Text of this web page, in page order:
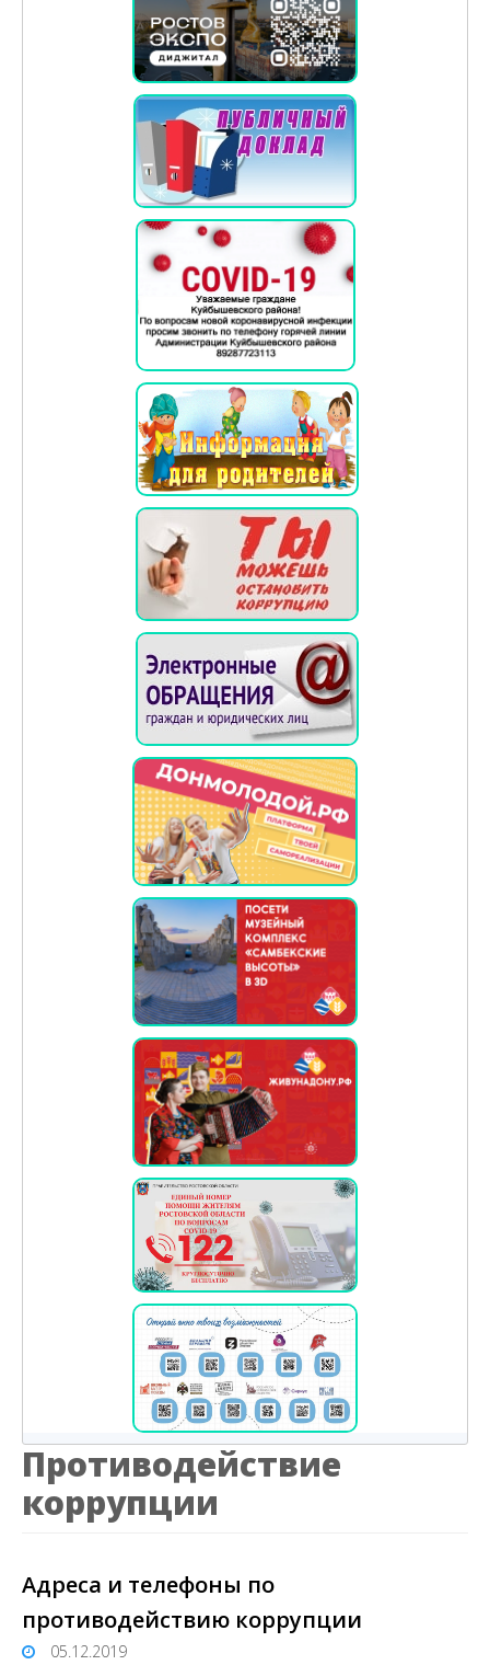
Противодействие
коррупции
Адреса и телефоны по
противодействию коррупции
05.12.2019